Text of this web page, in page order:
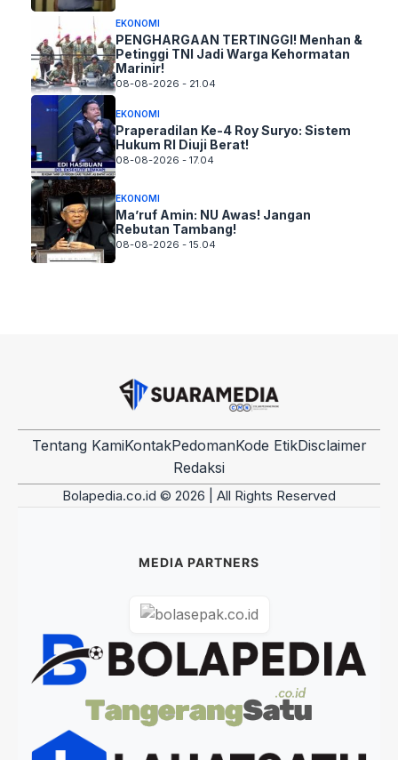
EKONOMI
PENGHARGAAN TERTINGGI! Menhan &
Petinggi TNI Jadi Warga Kehormatan
Marinir!
08-08-2026 - 21.04
EKONOMI
Praperadilan Ke-4 Roy Suryo: Sistem
Hukum RI Diuji Berat!
08-08-2026 - 17.04
EKONOMI
Ma’ruf Amin: NU Awas! Jangan
Rebutan Tambang!
08-08-2026 - 15.04
Tentang KamiKontakPedomanKode EtikDisclaimer
Redaksi
Bolapedia.co.id © 2026 | All Rights Reserved
MEDIA PARTNERS